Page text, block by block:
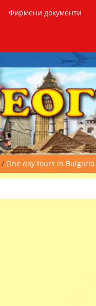
Фирмени документи
/ One day tours in Bulgaria